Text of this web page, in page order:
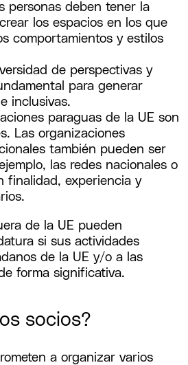
personas deben tener la
los espacios en los que
comportamientos y estilos
de perspectivas y
para generar
inclusivas.
paraguas de la UE son
Las organizaciones
también pueden ser
las redes nacionales o
finalidad, experiencia y
de la UE pueden
si sus actividades
de la UE y/o a las
forma significativa.
socios?
a organizar varios